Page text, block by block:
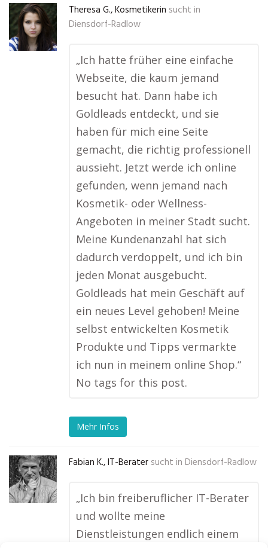
Theresa G., Kosmetikerin sucht in
Diensdorf-Radlow
„Ich hatte früher eine einfache
Webseite, die kaum jemand
besucht hat. Dann habe ich
Goldleads entdeckt, und sie
haben für mich eine Seite
gemacht, die richtig professionell
aussieht. Jetzt werde ich online
gefunden, wenn jemand nach
Kosmetik- oder Wellness-
Angeboten in meiner Stadt sucht.
Meine Kundenanzahl hat sich
dadurch verdoppelt, und ich bin
jeden Monat ausgebucht.
Goldleads hat mein Geschäft auf
ein neues Level gehoben! Meine
selbst entwickelten Kosmetik
Produkte und Tipps vermarkte
ich nun in meinem online Shop.“
No tags for this post.
Mehr Infos
Fabian K., IT-Berater sucht in Diensdorf-Radlow
„Ich bin freiberuflicher IT-Berater
und wollte meine
Dienstleistungen endlich einem